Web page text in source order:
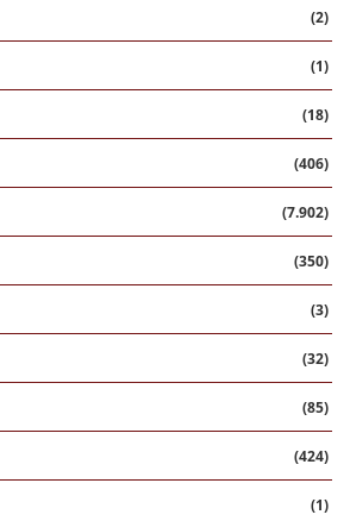
(2)
(1)
(18)
(406)
(7.902)
(350)
(3)
(32)
(85)
(424)
(1)